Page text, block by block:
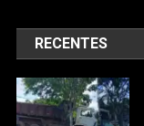
RECENTES